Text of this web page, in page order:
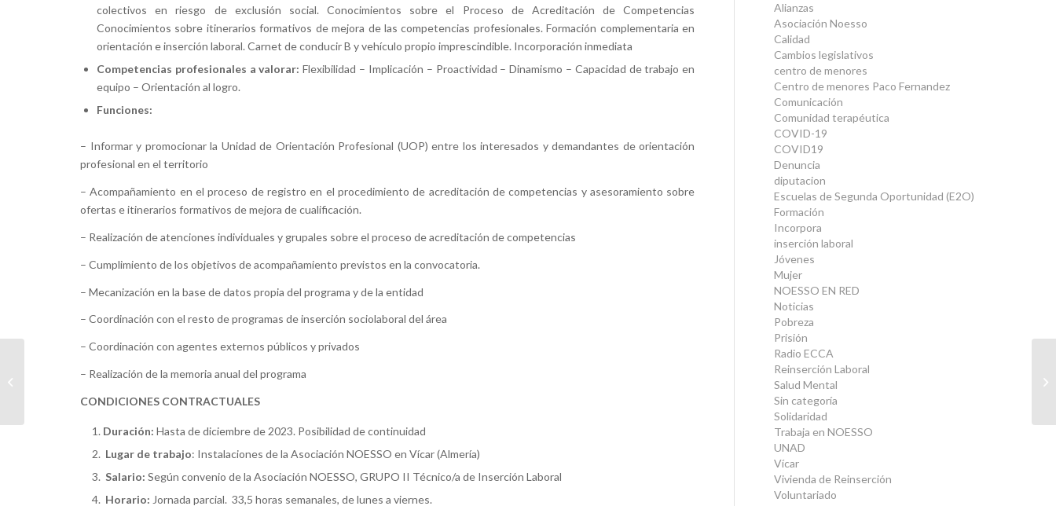
colectivos en riesgo de exclusión social. Conocimientos sobre el Proceso de Acreditación de Competencias
Conocimientos sobre itinerarios formativos de mejora de las competencias profesionales. Formación complementaria en
orientación e inserción laboral. Carnet de conducir B y vehículo propio imprescindible. Incorporación inmediata
Competencias profesionales a valorar: Flexibilidad – Implicación – Proactividad – Dinamismo – Capacidad de trabajo en
equipo – Orientación al logro.
Funciones:
– Informar y promocionar la Unidad de Orientación Profesional (UOP) entre los interesados y demandantes de orientación
profesional en el territorio
– Acompañamiento en el proceso de registro en el procedimiento de acreditación de competencias y asesoramiento sobre
ofertas e itinerarios formativos de mejora de cualificación.
– Realización de atenciones individuales y grupales sobre el proceso de acreditación de competencias
– Cumplimiento de los objetivos de acompañamiento previstos en la convocatoria.
– Mecanización en la base de datos propia del programa y de la entidad
– Coordinación con el resto de programas de inserción sociolaboral del área
– Coordinación con agentes externos públicos y privados
– Realización de la memoria anual del programa
CONDICIONES CONTRACTUALES
Duración: Hasta de diciembre de 2023. Posibilidad de continuidad
Lugar de trabajo: Instalaciones de la Asociación NOESSO en Vícar (Almería)
Salario: Según convenio de la Asociación NOESSO, GRUPO II Técnico/a de Inserción Laboral
Horario: Jornada parcial. 33,5 horas semanales, de lunes a viernes.
Alianzas
Asociación Noesso
Calidad
Cambios legislativos
centro de menores
Centro de menores Paco Fernandez
Comunicación
Comunidad terapéutica
COVID-19
COVID19
Denuncia
diputacion
Escuelas de Segunda Oportunidad (E2O)
Formación
Incorpora
inserción laboral
Jóvenes
Mujer
NOESSO EN RED
Noticias
Pobreza
Prisión
Radio ECCA
Reinserción Laboral
Salud Mental
Sin categoría
Solidaridad
Trabaja en NOESSO
UNAD
Vícar
Vivienda de Reinserción
Voluntariado
Auxiliar Técnico/a